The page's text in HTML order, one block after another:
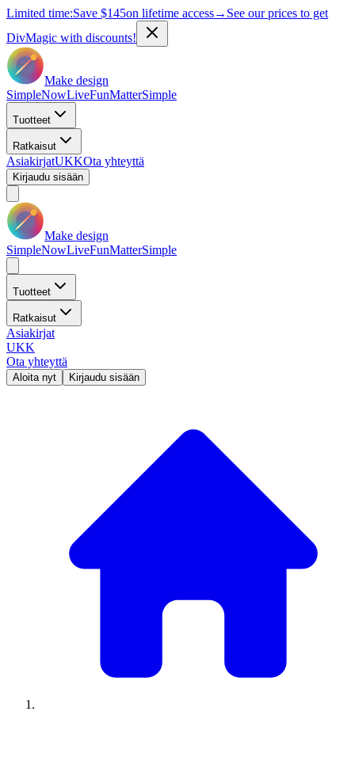
Limited time:Save $145on lifetime access→ See our prices to get
DivMagic with discounts!
Make design
SimpleNowLiveFunMatterSimple
Tuotteet
Ratkaisut
AsiakirjatUKKOta yhteyttä
Kirjaudu sisään
Make design
SimpleNowLiveFunMatterSimple
Tuotteet
Ratkaisut
Asiakirjat
UKK
Ota yhteyttä
Aloita nyt Kirjaudu sisään